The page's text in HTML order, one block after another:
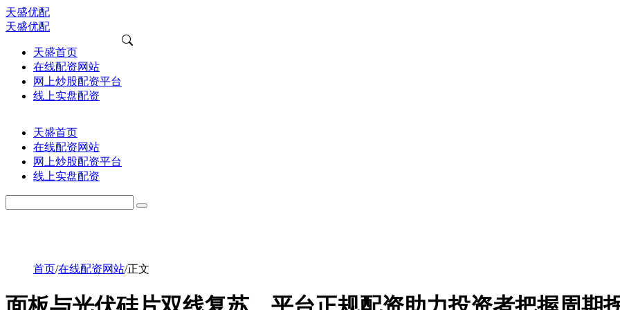
天盛优配
天盛优配
天盛首页
在线配资网站
网上炒股配资平台
线上实盘配资
天盛首页
在线配资网站
网上炒股配资平台
线上实盘配资
首页/在线配资网站/正文